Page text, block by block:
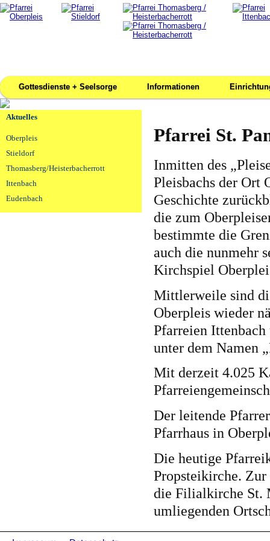
Gottesdienste + Seelsorge Informationen
Aktuelles
Oberpleis
Stieldorf
Thomasberg/Heisterbacherrott
Ittenbach
Eudenbach
Pfarrei St.
Inmitten des
Pleisbachs der Ort
Geschichte
die zum
bestimmte die
auch die nunmehr
Kirchspiel
Mittlerweile sind
Oberpleis wieder
Pfarreien Ittenbach
unter dem Namen
Mit derzeit 4.025
Der leitende
Pfarrhaus in
Die heutige
Propsteikirche. Zur
die Filialkirche St.
umliegenden